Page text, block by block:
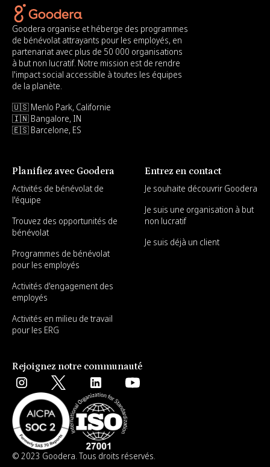
Goodera organise et héberge des programmes
de bénévolat attrayants pour les employés, en
partenariat avec plus de 50 000 organisations
à but non lucratif. Notre mission est de rendre
l'impact social accessible à toutes les équipes
de la planète.
🇺🇸 Menlo Park, Californie
🇮🇳 Bangalore, IN
🇪🇸 Barcelone, ES
Planifiez avec Goodera
Activités de bénévolat de
l'équipe
Trouvez des opportunités de
bénévolat
Programmes de bénévolat
pour les employés
Activités d'engagement des
employés
Activités en milieu de travail
pour les ERG
Entrez en contact
Je souhaite découvrir Goodera
Je suis une organisation à but
non lucratif
Je suis déjà un client
Rejoignez notre communauté
© 2023 Goodera. Tous droits réservés.